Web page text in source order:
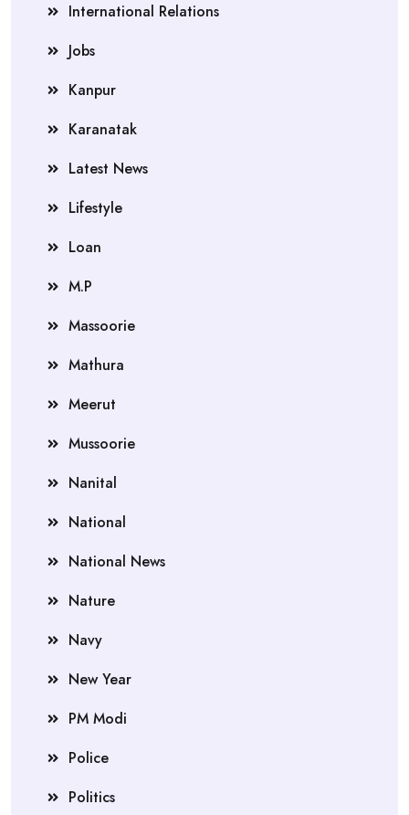
International Relations
Jobs
Kanpur
Karanatak
Latest News
Lifestyle
Loan
M.P
Massoorie
Mathura
Meerut
Mussoorie
Nanital
National
National News
Nature
Navy
New Year
PM Modi
Police
Politics